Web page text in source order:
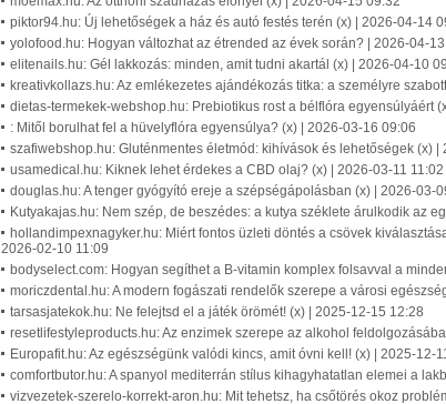
piktor94.hu: Új lehetőségek a ház és autó festés terén (x) | 2026-04-14
yolofood.hu: Hogyan változhat az étrended az évek során? | 2026-04-
elitenails.hu: Gél lakkozás: minden, amit tudni akartál (x) | 2026-04-10
kreativkollazs.hu: Az emlékezetes ajándékozás titka: a személyre
dietas-termekek-webshop.hu: Prebiotikus rost a bélflóra egyensúlyáért
: Mitől borulhat fel a hüvelyflóra egyensúlya? (x) | 2026-03-16 09:06
szafiwebshop.hu: Gluténmentes életmód: kihívások és lehetőségek (x) |
usamedical.hu: Kiknek lehet érdekes a CBD olaj? (x) | 2026-03-11 11:02
douglas.hu: A tenger gyógyító ereje a szépségápolásban (x) | 2026-03-
Kutyakajas.hu: Nem szép, de beszédes: a kutya széklete árulkodik az
hollandimpexnagyker.hu: Miért fontos üzleti döntés a csövek
2026-02-10 11:09
bodyselect.com: Hogyan segíthet a B-vitamin komplex folsavval a
moriczdental.hu: A modern fogászati rendelők szerepe a városi
tarsasjatekok.hu: Ne felejtsd el a játék örömét! (x) | 2025-12-15 12:28
resetlifestyleproducts.hu: Az enzimek szerepe az alkohol
Europafit.hu: Az egészségünk valódi kincs, amit óvni kell! (x) | 2025-12-
comfortbutor.hu: A spanyol mediterrán stílus kihagyhatatlan elemei a
vizvezetek-szerelo-korrekt-aron.hu: Mit tehetsz, ha csőtörés okoz